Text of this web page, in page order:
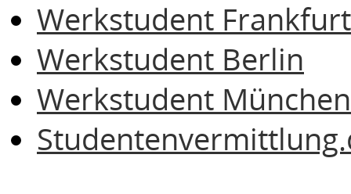
Werkstudent Frankfurt
Werkstudent Berlin
Werkstudent München